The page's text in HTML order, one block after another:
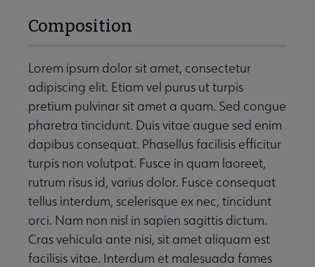
Composition
Lorem ipsum dolor sit amet, consectetur
adipiscing elit. Etiam vel purus ut turpis
pretium pulvinar sit amet a quam. Sed congue
pharetra tincidunt. Duis vitae augue sed enim
dapibus consequat. Phasellus facilisis efficitur
turpis non volutpat. Fusce in quam laoreet,
rutrum risus id, varius dolor. Fusce consequat
tellus interdum, scelerisque ex nec, tincidunt
orci. Nam non nisl in sapien sagittis dictum.
Cras vehicula ante nisi, sit amet aliquam est
facilisis vitae. Interdum et malesuada fames